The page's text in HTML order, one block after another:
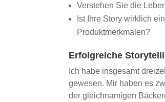
Verstehen Sie die
Ist Ihre Story wirklich
Produktmerkmalen?
Erfolgreiche
Ich habe insgesamt
gewesen. Mir haben es
der gleichnamigen